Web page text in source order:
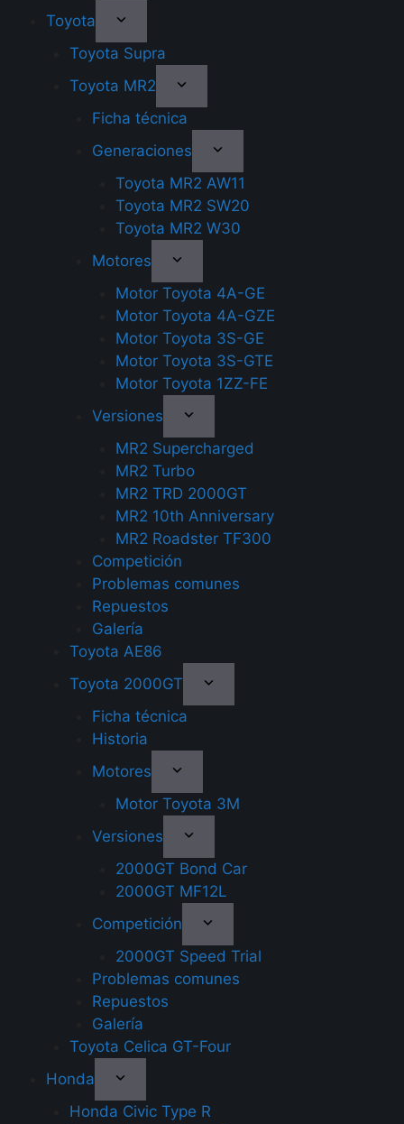
Toyota
Toyota Supra
Toyota MR2
Ficha técnica
Generaciones
Toyota MR2 AW11
Toyota MR2 SW20
Toyota MR2 W30
Motores
Motor Toyota 4A-GE
Motor Toyota 4A-GZE
Motor Toyota 3S-GE
Motor Toyota 3S-GTE
Motor Toyota 1ZZ-FE
Versiones
MR2 Supercharged
MR2 Turbo
MR2 TRD 2000GT
MR2 10th Anniversary
MR2 Roadster TF300
Competición
Problemas comunes
Repuestos
Galería
Toyota AE86
Toyota 2000GT
Ficha técnica
Historia
Motores
Motor Toyota 3M
Versiones
2000GT Bond Car
2000GT MF12L
Competición
2000GT Speed Trial
Problemas comunes
Repuestos
Galería
Toyota Celica GT-Four
Honda
Honda Civic Type R